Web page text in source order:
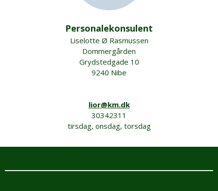
Personalekonsulent
Liselotte Ø Rasmussen
Dommergården
Grydstedgade 10
9240 Nibe
lior@km.dk
30342311
tirsdag, onsdag, torsdag